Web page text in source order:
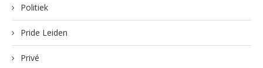
Politiek
Pride Leiden
Privé